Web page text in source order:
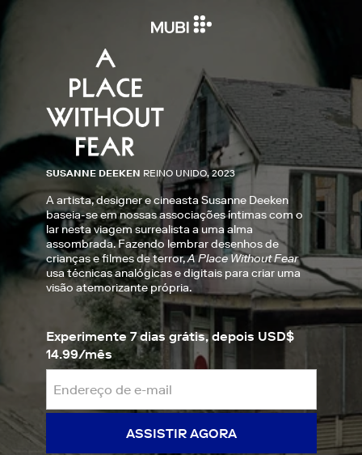
SUSANNE DEEKEN REINO UNIDO, 2023
A artista, designer e cineasta Susanne Deeken
baseia-se em nossas associações íntimas com o
lar nesta viagem surrealista a uma alma
assombrada. Fazendo lembrar desenhos de
crianças e filmes de terror,A Place Without Fear
usa técnicas analógicas e digitais para criar uma
visão atemorizante própria.
Experimente 7 dias grátis, depois USD$
14.99/mês
ASSISTIR AGORA